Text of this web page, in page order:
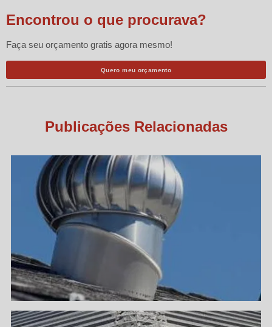
Encontrou o que procurava?
Faça seu orçamento gratis agora mesmo!
Quero meu orçamento
Publicações Relacionadas